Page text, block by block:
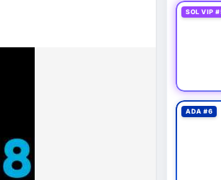
SOL VIP
ADA #6